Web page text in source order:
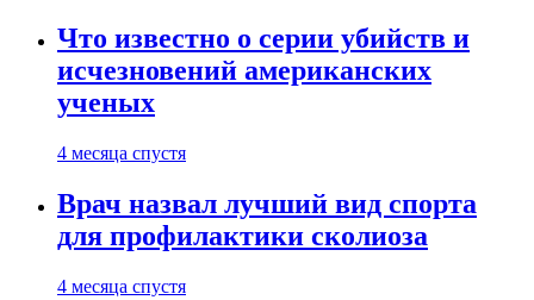
Что известно о серии убийств и
исчезновений американских
ученых
4 месяца спустя
Врач назвал лучший вид спорта
для профилактики сколиоза
4 месяца спустя